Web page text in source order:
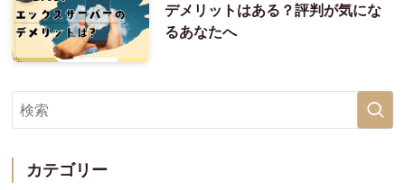
デメリットはある？評判が気にな
るあなたへ
カテゴリー